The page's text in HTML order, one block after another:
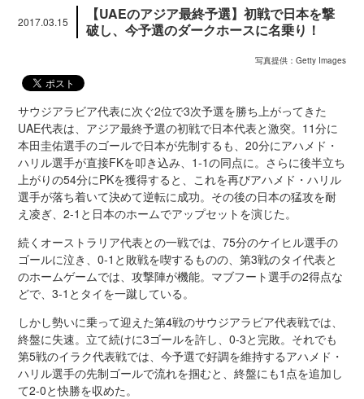
2017.03.15
【UAEのアジア最終予選】初戦で日本を撃
破し、今予選のダークホースに名乗り！
写真提供：Getty Images
サウジアラビア代表に次ぐ2位で3次予選を勝ち上がってきた
UAE代表は、アジア最終予選の初戦で日本代表と激突。11分に
本田圭佑選手のゴールで日本が先制するも、20分にアハメド・
ハリル選手が直接FKを叩き込み、1-1の同点に。さらに後半立ち
上がりの54分にPKを獲得すると、これを再びアハメド・ハリル
選手が落ち着いて決めて逆転に成功。その後の日本の猛攻を耐
え凌ぎ、2-1と日本のホームでアップセットを演じた。
続くオーストラリア代表との一戦では、75分のケイヒル選手の
ゴールに泣き、0-1と敗戦を喫するものの、第3戦のタイ代表と
のホームゲームでは、攻撃陣が機能。マブフート選手の2得点な
どで、3-1とタイを一蹴している。
しかし勢いに乗って迎えた第4戦のサウジアラビア代表戦では、
終盤に失速。立て続けに3ゴールを許し、0-3と完敗。それでも
第5戦のイラク代表戦では、今予選で好調を維持するアハメド・
ハリル選手の先制ゴールで流れを掴むと、終盤にも1点を追加し
て2-0と快勝を収めた。